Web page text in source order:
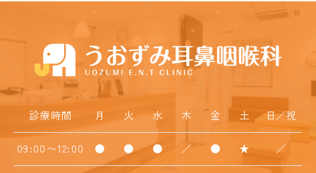
診療時間 月 火 水 木 金 土 日／祝
09:00〜12:00 ● ● ● ／ ● ★ ／